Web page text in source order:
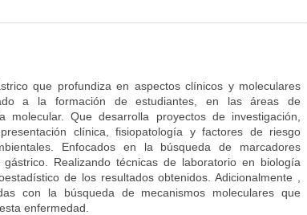
que profundiza en aspectos clínicos y moleculares
a la formación de estudiantes, en las áreas de
molecular. Que desarrolla proyectos de investigación,
clínica, fisiopatología y factores de riesgo
Enfocados en la búsqueda de marcadores
Realizando técnicas de laboratorio en biología
de los resultados obtenidos. Adicionalmente ,
con la búsqueda de mecanismos moleculares que
enfermedad.